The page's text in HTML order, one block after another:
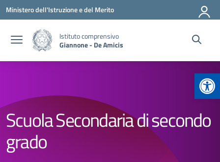
Vai ai contenuti
Vai al menu di navigazione
Vai al footer
Ministero dell'Istruzione e del Merito
Istituto comprensivo
Giannone - De Amicis
Scuola Secondaria di secondo
grado